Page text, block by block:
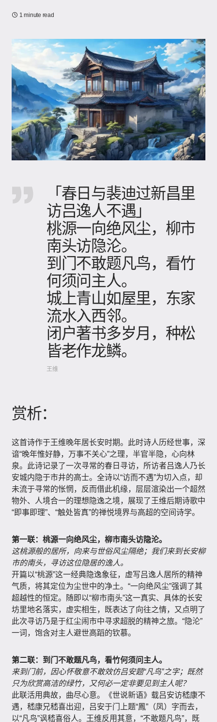
1 minute read
「春日与裴迪过新昌里
访吕逸人不遇」
桃源一向绝风尘，柳市
南头访隐沦。
到门不敢题凡鸟，看竹
何须问主人。
城上青山如屋里，东家
流水入西邻。
闭户著书多岁月，种松
皆老作龙鳞。
王维
赏析：
这首诗作于王维晚年居长安时期。此时诗人历经世事，深
谙“晚年惟好静，万事不关心”之理，半官半隐，心向林
泉。此诗记录了一次寻常的春日寻访，所访者吕逸人乃长
安城内隐于市井的高士。全诗以“访而不遇”为切入点，却
未流于寻常的怅惘，反而借此机缘，层层渲染出一个超然
物外、人境合一的理想隐逸之境，展现了王维后期诗歌中
“即事即理”、“触处皆真”的禅悦境界与高超的空间诗学。
第一联：桃源一向绝风尘，柳市南头访隐沦。
这桃源般的居所，向来与世俗风尘隔绝；我们来到长安柳
市的南头，寻访这位隐居的逸人。
开篇以“桃源”这一经典隐逸象征，虚写吕逸人居所的精神
气质，将其定位为尘世中的净土。“一向绝风尘”强调了其
超越性的恒定。随即以“柳市南头”这一真实、具体的长安
坊里地名落实，虚实相生，既表达了向往之情，又点明了
此次寻访乃是于红尘闹市中寻求超脱的精神之旅。“隐沦”
一词，饱含对主人避世高蹈的钦慕。
第二联：到门不敢题凡鸟，看竹何须问主人。
来到门前，因心怀敬意不敢效仿吕安题“凡鸟”之字；既然
只为欣赏高洁的绿竹，又何必一定非要见到主人呢？
此联活用典故，曲尽心意。《世说新语》载吕安访嵇康不
遇，嵇康兄嵇喜出迎，吕安于门上题“鳳”（凤）字而去，
以“凡鸟”讽嵇喜俗人。王维反用其意，“不敢题凡鸟”，既